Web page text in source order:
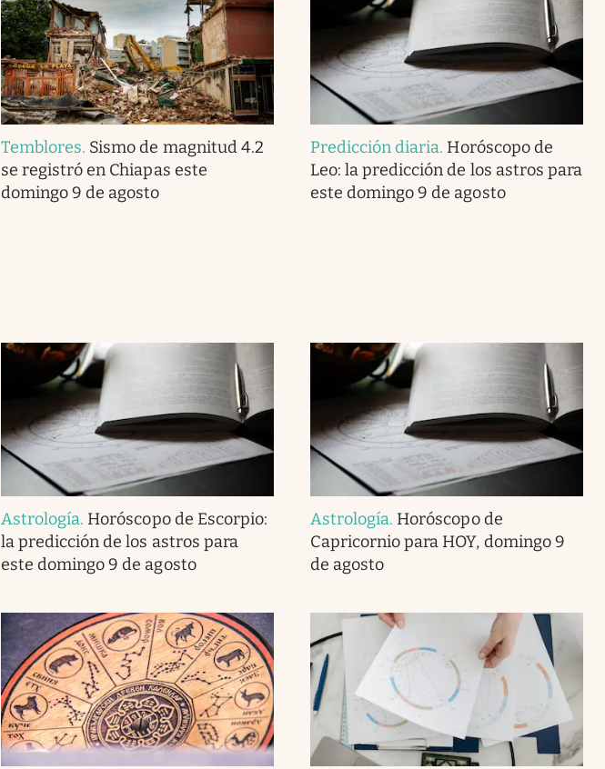
Temblores. Sismo de magnitud 4.2
se registró en Chiapas este
domingo 9 de agosto
Predicción diaria. Horóscopo de
Leo: la predicción de los astros para
este domingo 9 de agosto
Astrología. Horóscopo de Escorpio:
la predicción de los astros para
este domingo 9 de agosto
Astrología. Horóscopo de
Capricornio para HOY, domingo 9
de agosto